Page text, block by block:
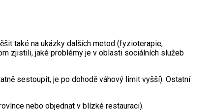
také na ukázky dalších metod (fyzioterapie,
zjistili, jaké problémy je v oblasti sociálních služeb
sestoupit, je po dohodě váhový limit vyšší). Ostatní
nebo objednat v blízké restauraci).